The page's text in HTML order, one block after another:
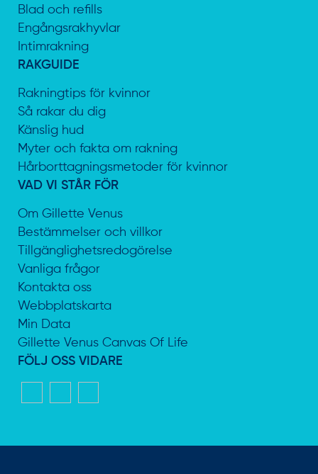
Blad och refills
Engångsrakhyvlar
Intimrakning
RAKGUIDE
Rakningtips för kvinnor
Så rakar du dig
Känslig hud
Myter och fakta om rakning
Hårborttagningsmetoder för kvinnor
VAD VI STÅR FÖR
Om Gillette Venus
Bestämmelser och villkor
Tillgänglighetsredogörelse
Vanliga frågor
Kontakta oss
Webbplatskarta
Min Data
Gillette Venus Canvas Of Life
FÖLJ OSS VIDARE